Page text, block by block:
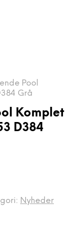
Pool
Grå
Komplet
D384
Nyheder